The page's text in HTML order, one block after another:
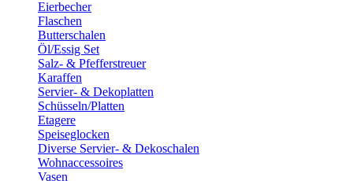
Eierbecher
Flaschen
Butterschalen
Öl/Essig Set
Salz- & Pfefferstreuer
Karaffen
Servier- & Dekoplatten
Schüsseln/Platten
Etagere
Speiseglocken
Diverse Servier- & Dekoschalen
Wohnaccessoires
Vasen